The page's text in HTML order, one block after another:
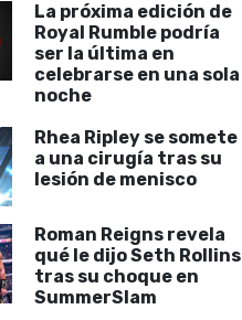
La próxima edición de
Royal Rumble podría
ser la última en
celebrarse en una sola
noche
Rhea Ripley se somete
a una cirugía tras su
lesión de menisco
Roman Reigns revela
qué le dijo Seth Rollins
tras su choque en
SummerSlam